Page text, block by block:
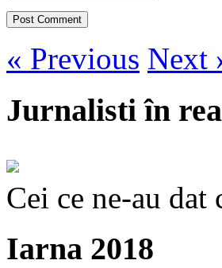
« Previous Next
Jurnalisti în
Cei ce ne-au dat
Iarna 2018